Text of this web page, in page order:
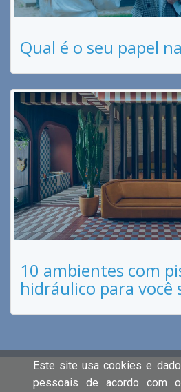
Qual é o seu papel
10 ambientes com
hidráulico para você
Este site usa cookies e
pessoais de acordo com